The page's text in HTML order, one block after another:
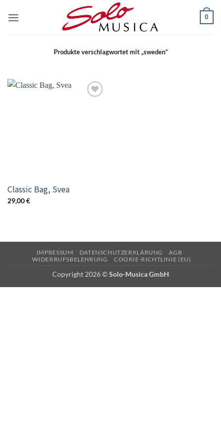
Inhalt
0
Produkte verschlagwortet mit „sweden“
Classic Bag, Svea
29,00€
IMPRESSUM DATENSCHUTZERKLÄRUNG
AGB
WIDERRUFSBELEHRUNG
COOKIE-RICHTLINIE (EU)
Copyright 2026 ©Solo-Musica GmbH